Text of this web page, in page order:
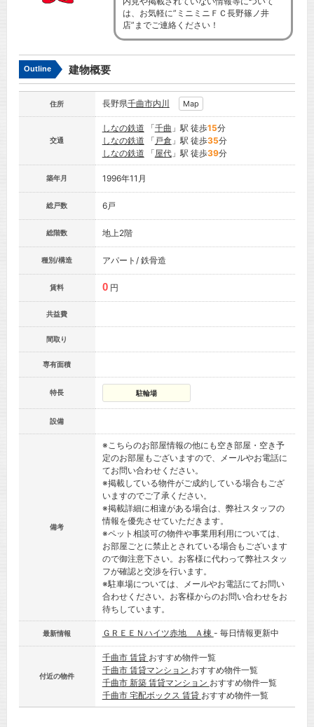
は、お気軽に”ミニミニＦＣ長野篠ノ井
店”までご連絡ください！
Outline 建物概要
住所 長野県千曲市内川 Map
交通
しなの鉄道 「千曲 」駅 徒歩15分
しなの鉄道 「 戸倉」駅 徒歩35分
しなの鉄道 「屋代」駅 徒歩39分
築年月 1996年11月
総戸数 6戸
総階数 地上2階
種別/構造 アパート/ 鉄骨造
賃料 0 円
共益費
間取り
専有面積
特長 駐輪場
設備
備考
※こちらのお部屋情報の他にも空き部屋・空き予
定のお部屋もございますので、メールやお電話に
てお問い合わせください。
※掲載している物件がご成約している場合もござ
いますのでご了承ください。
※掲載詳細に相違がある場合は、弊社スタッフの
情報を優先させていただきます。
※ペット相談可の物件や事業用利用については、
お部屋ごとに禁止とされている場合もございます
ので御注意下さい。お客様に代わって弊社スタッ
フが確認と交渉を行います。
※駐車場については、メールやお電話にてお問い
合わせください。お客様からのお問い合わせをお
待ちしています。
最新情報 ＧＲＥＥＮハイツ赤地 Ａ棟 - 毎日情報更新中
付近の物件
千曲市 賃貸 おすすめ物件一覧
千曲市 賃貸マンション おすすめ物件一覧
千曲市 新築 賃貸マンション おすすめ物件一覧
千曲市 宅配ボックス 賃貸 おすすめ物件一覧